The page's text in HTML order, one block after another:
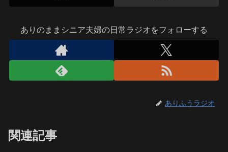
ありのままシニア夫婦の日常ラジオをフォローする
ありふうラジオ
関連記事